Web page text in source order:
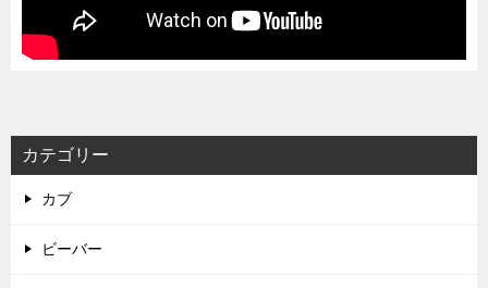
カテゴリー
カブ
ビーバー